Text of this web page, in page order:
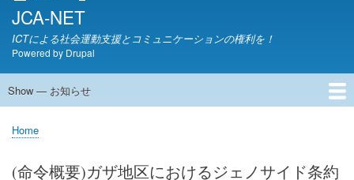
JCA-NET
ICTによる社会運動支援とコミュニケーションの権利を！
Powered by Drupal
お
ら
Show — お知らせ
JCA-NETからのお知らせ
Breadcrumb
Home
(命令概要)ガザ地区におけるジェノサイド条約